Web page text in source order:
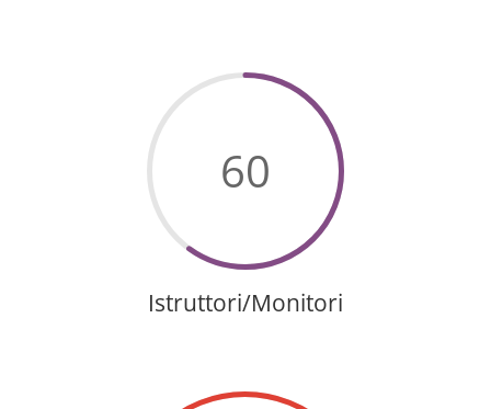
60
Istruttori/Monitori